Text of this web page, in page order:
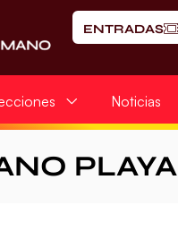
ENTRADAS
Noticias
PLAYA